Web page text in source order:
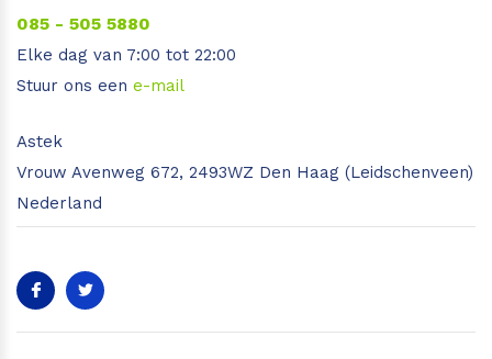
085 - 505 5880
Elke dag van 7:00 tot 22:00
Stuur ons een e-mail
Astek
Vrouw Avenweg 672, 2493WZ Den Haag (Leidschenveen)
Nederland